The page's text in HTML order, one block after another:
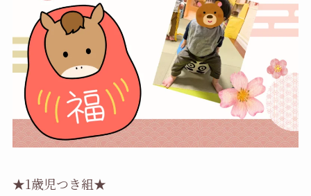
★1歳児つき組★